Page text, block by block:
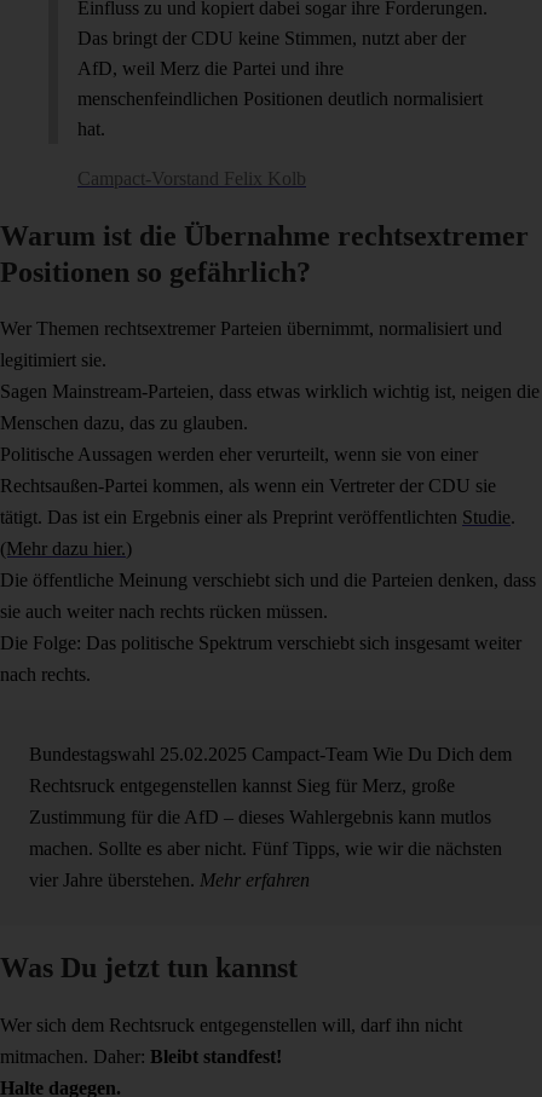
Einfluss zu und kopiert dabei sogar ihre Forderungen.
Das bringt der CDU keine Stimmen, nutzt aber der
AfD, weil Merz die Partei und ihre
menschenfeindlichen Positionen deutlich normalisiert
hat.
Campact-Vorstand Felix Kolb
Warum ist die Übernahme rechtsextremer
Positionen so gefährlich?
Wer Themen rechtsextremer Parteien übernimmt, normalisiert und
legitimiert sie.
Sagen Mainstream-Parteien, dass etwas wirklich wichtig ist, neigen die
Menschen dazu, das zu glauben.
Politische Aussagen werden eher verurteilt, wenn sie von einer
Rechtsaußen-Partei kommen, als wenn ein Vertreter der CDU sie
tätigt. Das ist ein Ergebnis einer als Preprint veröffentlichten Studie.
(Mehr dazu hier.)
Die öffentliche Meinung verschiebt sich und die Parteien denken, dass
sie auch weiter nach rechts rücken müssen.
Die Folge: Das politische Spektrum verschiebt sich insgesamt weiter
nach rechts.
Bundestagswahl 25.02.2025 Campact-Team Wie Du Dich dem
Rechtsruck entgegenstellen kannst Sieg für Merz, große
Zustimmung für die AfD – dieses Wahlergebnis kann mutlos
machen. Sollte es aber nicht. Fünf Tipps, wie wir die nächsten
vier Jahre überstehen. Mehr erfahren
Was Du jetzt tun kannst
Wer sich dem Rechtsruck entgegenstellen will, darf ihn nicht
mitmachen. Daher: Bleibt standfest!
Halte dagegen.